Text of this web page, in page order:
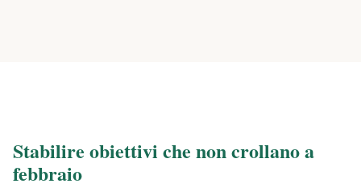
Stabilire obiettivi che non crollano a
febbraio